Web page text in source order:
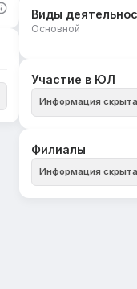
Виды
Основной
Участие в ЮЛ
Информация скрыта
Филиалы
Информация скрыта